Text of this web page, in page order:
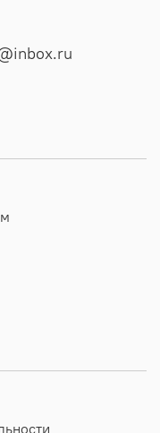
shop.ru, rolad@inbox.ru